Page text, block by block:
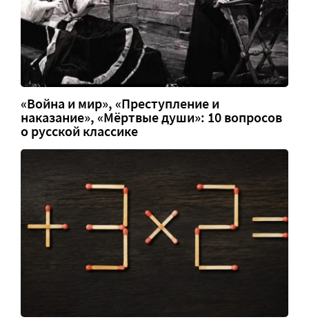
«Война и мир», «Преступление и
наказание», «Мёртвые души»: 10 вопросов
о русской классике